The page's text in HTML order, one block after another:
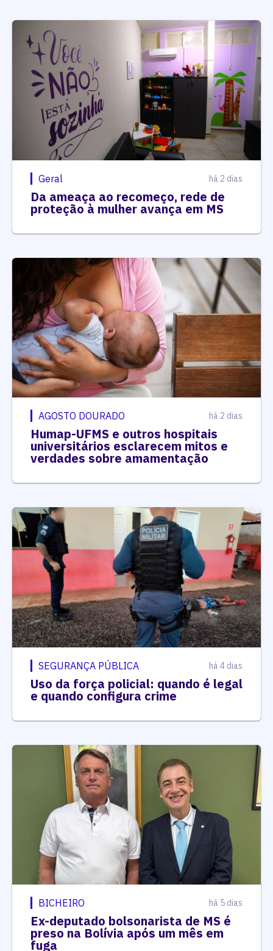
Geral há 2 dias
Da ameaça ao recomeço, rede de
proteção à mulher avança em MS
AGOSTO DOURADO há 2 dias
Humap-UFMS e outros hospitais
universitários esclarecem mitos e
verdades sobre amamentação
SEGURANÇA PÚBLICA há 4 dias
Uso da força policial: quando é legal
e quando configura crime
BICHEIRO há 5 dias
Ex-deputado bolsonarista de MS é
preso na Bolívia após um mês em
fuga